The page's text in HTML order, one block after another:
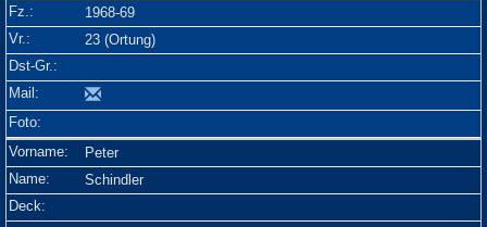
1968-69
23 (Ortung)
Peter
Schindler